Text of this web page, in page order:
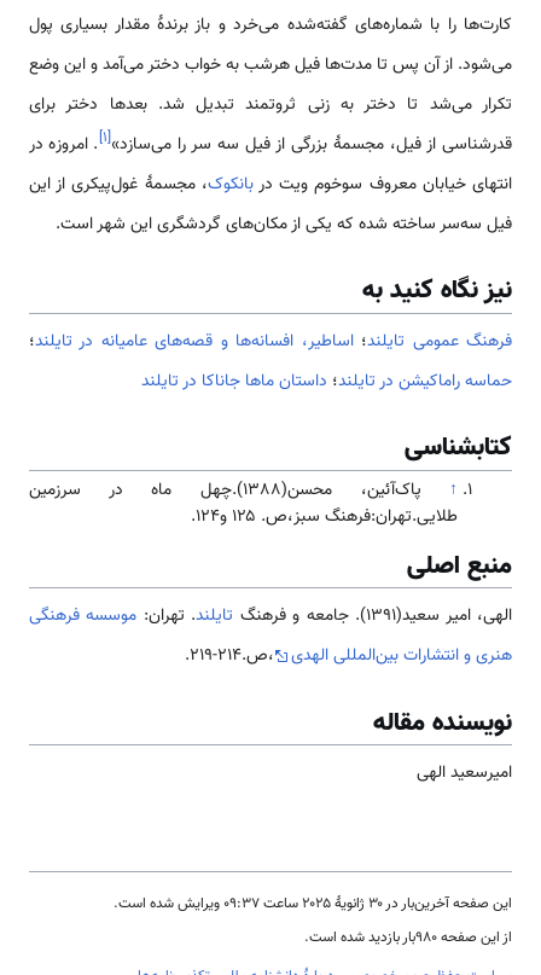
کارت‌ها را با شماره‌های گفته‌شده می‌خرد و باز برندهٔ مقدار بسیاری پول
می‌شود. از آن پس تا مدت‌ها فیل هرشب به خواب دختر می‌آمد و این وضع
تکرار می‌شد تا دختر به زنی ثروتمند تبدیل شد. بعدها دختر برای
قدرشناسی از فیل، مجسمهٔ بزرگی از فیل سه سر را می‌سازد»[۱]. امروزه در
انتهای خیابان معروف سوخوم ویت دربانکوک، مجسمهٔ غول‌پیکری از این
فیل سه‌سر ساخته شده که یکی از مکان‌های گردشگری این شهر است.
نیز نگاه کنید به
فرهنگ عمومی تایلند؛اساطیر، افسانه‌ها و قصه‌های عامیانه در تایلند؛
حماسه راماکیشن در تایلند؛ داستان ماها جاناکا در تایلند
کتابشناسی
↑
پاک‌آئین، محسن(1388).چهل ماه در سرزمین
طلایی.تهران:فرهنگ سبز،ص. ۱۲۵ و۱۲۴.
منبع اصلی
الهی، امیر سعید(1391). جامعه و فرهنگ تایلند. تهران: موسسه فرهنگی
هنری و انتشارات بین‌المللی الهدی
،ص.214-219.
نویسنده مقاله
امیرسعید الهی
این صفحه آخرین‌بار در ‏۳۰ ژانویهٔ ۲۰۲۵ ساعت ‏۰۹:۳۷ ویرایش شده است.
از این صفحه ۹۸۰بار بازدید شده است.